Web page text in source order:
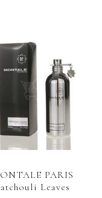
PARIS
Leaves